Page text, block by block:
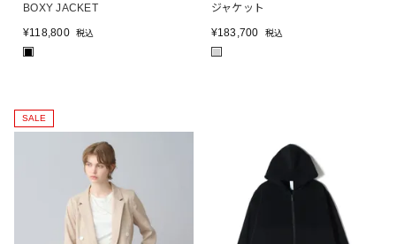
BOXY JACKET
¥118,800 税込
■
ジャケット
¥183,700 税込
■
SALE